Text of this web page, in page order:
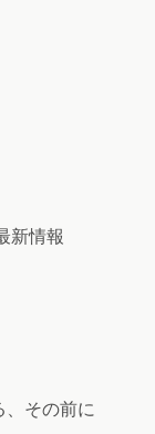
新情報
、その前に